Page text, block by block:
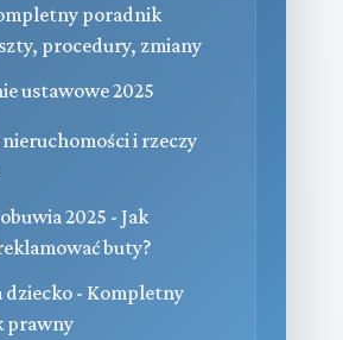
poradnik
procedury, zmiany
ustawowe 2025
nieruchomości i rzeczy
2025 - Jak
buty?
dziecko - Kompletny
prawny